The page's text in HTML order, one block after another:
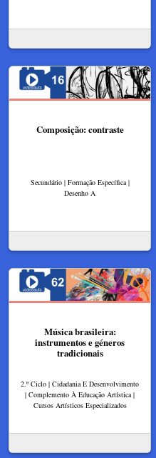
Composição: contraste
Secundário | Formação Específica |
Desenho A
Música brasileira:
instrumentos e géneros
tradicionais
2.º Ciclo | Cidadania E Desenvolvimento
| Complemento À Educação Artística |
Cursos Artísticos Especializados